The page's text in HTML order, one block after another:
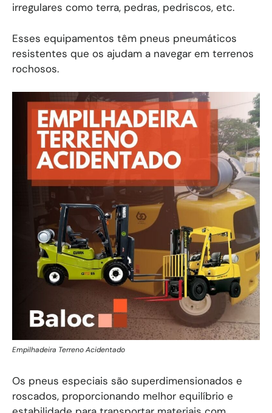
irregulares como terra, pedras, pedriscos, etc.
Esses equipamentos têm pneus pneumáticos
resistentes que os ajudam a navegar em terrenos
rochosos.
Empilhadeira Terreno Acidentado
Os pneus especiais são superdimensionados e
roscados, proporcionando melhor equilíbrio e